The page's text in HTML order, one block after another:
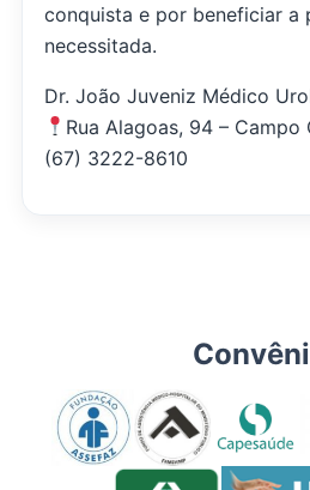
conquista e por beneficiar a
necessitada.
Dr. João Juveniz Médico
Rua Alagoas, 94 – Campo
(67) 3222-8610